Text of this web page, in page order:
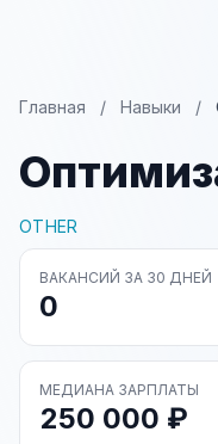
Главная / Навыки /
OTHER
ВАКАНСИЙ ЗА 30 ДНЕЙ
0
МЕДИАНА ЗАРПЛАТЫ
250 000 ₽